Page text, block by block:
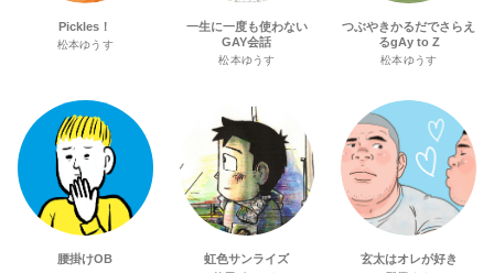
Pickles！
松本ゆうす
一生に一度も使わない
GAY会話
松本ゆうす
つぶやきかるだでさらえ
るgAy to Z
松本ゆうす
腰掛けOB 虹色サンライズ 玄太はオレが好き